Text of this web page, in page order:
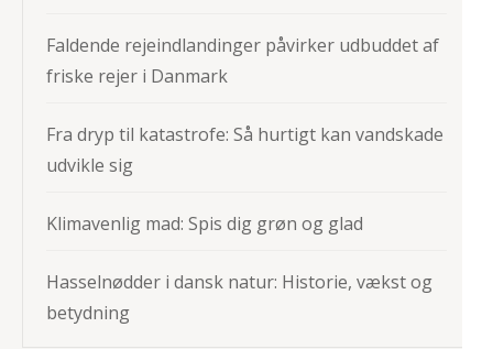
Faldende rejeindlandinger påvirker udbuddet af
friske rejer i Danmark
Fra dryp til katastrofe: Så hurtigt kan vandskade
udvikle sig
Klimavenlig mad: Spis dig grøn og glad
Hasselnødder i dansk natur: Historie, vækst og
betydning